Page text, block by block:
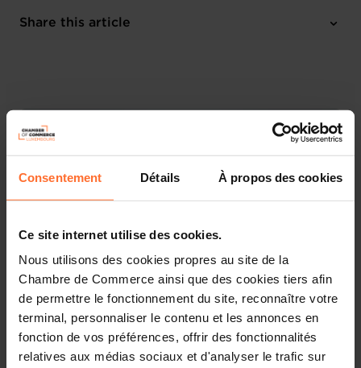
Consentement Détails À propos des cookies
Ce site internet utilise des cookies.
Nous utilisons des cookies propres au site de la
Chambre de Commerce ainsi que des cookies tiers afin
de permettre le fonctionnement du site, reconnaître votre
terminal, personnaliser le contenu et les annonces en
fonction de vos préférences, offrir des fonctionnalités
relatives aux médias sociaux et d'analyser le trafic sur
Online Workshop
Register here
Share this article
Découvrez les aides étatiques pour vos projets
d’entreprise !